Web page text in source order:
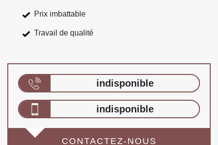
Prix imbattable
Travail de qualité
indisponible
indisponible
CONTACTEZ-NOUS